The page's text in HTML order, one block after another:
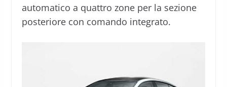
automatico a quattro zone per la sezione
posteriore con comando integrato.